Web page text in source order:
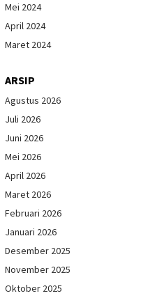
Mei 2024
April 2024
Maret 2024
ARSIP
Agustus 2026
Juli 2026
Juni 2026
Mei 2026
April 2026
Maret 2026
Februari 2026
Januari 2026
Desember 2025
November 2025
Oktober 2025